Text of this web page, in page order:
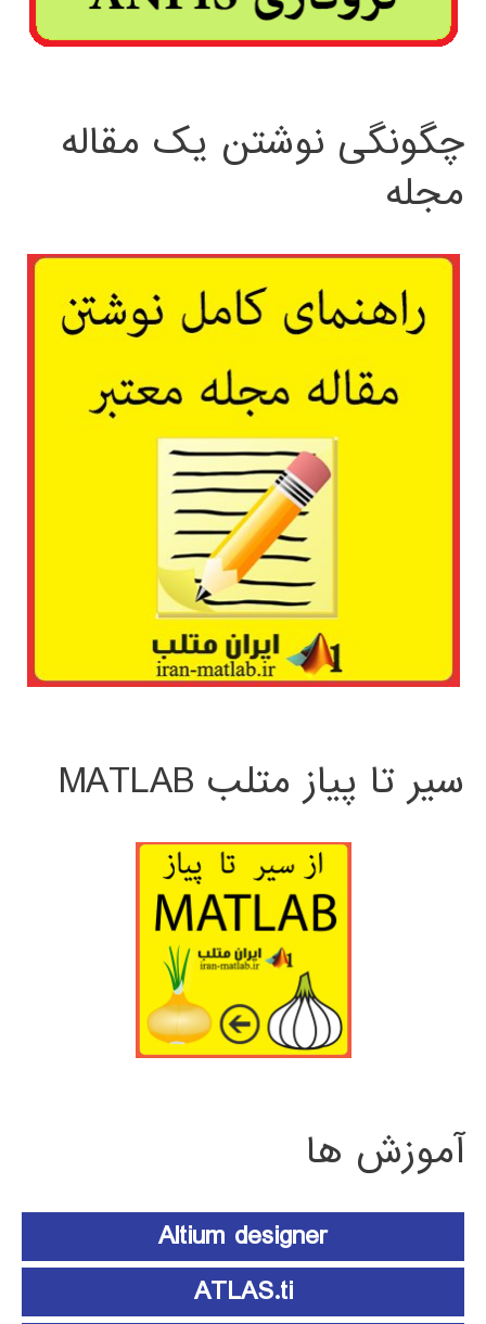
چگونگی نوشتن یک مقاله
مجله
سیر تا پیاز متلب MATLAB
آموزش ها
Altium designer
ATLAS.ti